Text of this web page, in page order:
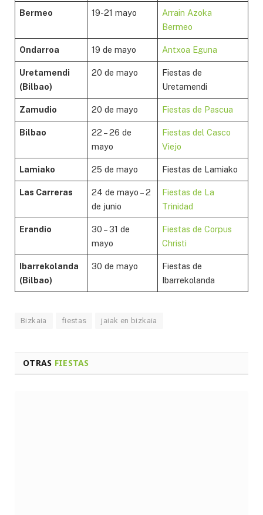
Bermeo 19-21 mayo
Arrain Azoka
Bermeo
Ondarroa 19 de mayo Antxoa Eguna
Uretamendi
(Bilbao)
20 de mayo
Fiestas de
Uretamendi
Zamudio 20 de mayo Fiestas de Pascua
Bilbao
22 – 26 de
mayo
Fiestas del Casco
Viejo
Lamiako 25 de mayo Fiestas de Lamiako
Las Carreras
24 de mayo – 2
de junio
Fiestas de La
Trinidad
Erandio
30 – 31 de
mayo
Fiestas de Corpus
Christi
Ibarrekolanda
(Bilbao)
30 de mayo
Fiestas de
Ibarrekolanda
Bizkaia fiestas jaiak en bizkaia
OTRAS FIESTAS